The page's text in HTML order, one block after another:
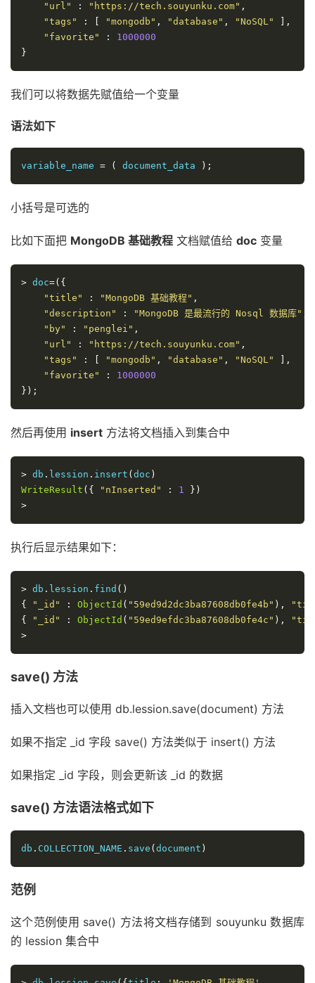
"url"
: "https://tech.souyunku.com" ,
"tags"
: "mongodb" , "database" , "NoSQL"
],
"favorite"
:
1000000
}
我们可以将数据先赋值给一个变量
语法如下
variable_name = ( document_data );
小括号是可选的
比如下面把 MongoDB 基础教程 文档赋值给 doc 变量
> doc=({
"title"
: "MongoDB 基础教程" ,
"description"
: "MongoDB 是最流行的 Nosql 数据库"
"by"
: "penglei" ,
"url"
: "https://tech.souyunku.com" ,
"tags"
: "mongodb" , "database" , "NoSQL"
],
"favorite"
:
1000000
});
然后再使用 insert 方法将文档插入到集合中
> db . lession . insert ( doc )
WriteResult ({ "nInserted" : 1
})
>
执行后显示结果如下：
> db . lession . find ()
{
"_id" : ObjectId ( "59ed9d2dc3ba87608db0fe4b" ),
{
"_id" : ObjectId ( "59ed9efdc3ba87608db0fe4c" ),
>
save() 方法
插入文档也可以使用 db.lession.save(document) 方法
如果不指定 _id 字段 save() 方法类似于 insert() 方法
如果指定 _id 字段，则会更新该 _id 的数据
save() 方法语法格式如下
db . COLLECTION_NAME . save ( document )
范例
这个范例使用 save() 方法将文档存储到 souyunku 数据库
的 lession 集合中